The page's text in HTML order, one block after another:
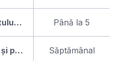
Urmărirea cuvântului cheie și optimizarea
Modificări raport și plan
Până la 5
Săptămânal